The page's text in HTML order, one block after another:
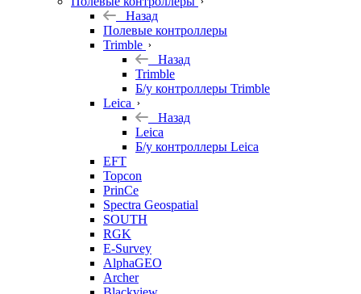
Назад
Полевые контроллеры
Trimble
Назад
Trimble
Б/у контроллеры Trimble
Leica
Назад
Leica
Б/у контроллеры Leica
EFT
Topcon
PrinCe
Spectra Geospatial
SOUTH
RGK
E-Survey
AlphaGEO
Archer